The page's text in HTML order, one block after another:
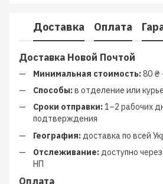
Доставка Оплата
Доставка Новой Почтой
Минимальная стоимость:80 ₴
Способы:в отделение или
Сроки отправки:1–2 рабочих
подтверждения
География:доставка по всей
Отслеживание:доступно
НП
Оплата